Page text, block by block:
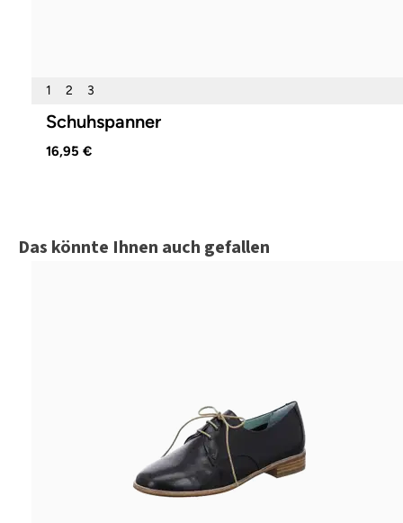
1 2 3
Schuhspanner
16,95 €
Produktgalerie überspringen
Das könnte Ihnen auch gefallen